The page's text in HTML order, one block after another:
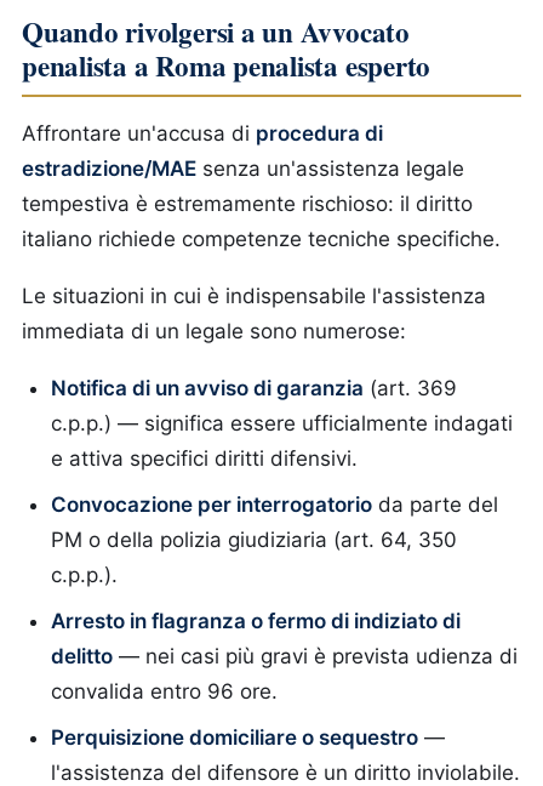
Quando rivolgersi a un Avvocato
penalista a Roma penalista esperto
Affrontare un'accusa di procedura di
estradizione/MAE senza un'assistenza legale
tempestiva è estremamente rischioso: il diritto
italiano richiede competenze tecniche specifiche.
Le situazioni in cui è indispensabile l'assistenza
immediata di un legale sono numerose:
Notifica di un avviso di garanzia (art. 369
c.p.p.) — significa essere ufficialmente indagati
e attiva specifici diritti difensivi.
Convocazione per interrogatorio da parte del
PM o della polizia giudiziaria (art. 64, 350
c.p.p.).
Arresto in flagranza o fermo di indiziato di
delitto — nei casi più gravi è prevista udienza di
convalida entro 96 ore.
Perquisizione domiciliare o sequestro —
l'assistenza del difensore è un diritto inviolabile.